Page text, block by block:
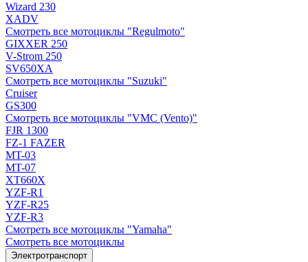
Wizard 230
XADV
Смотреть все мотоциклы "Regulmoto"
GIXXER 250
V-Strom 250
SV650XA
Смотреть все мотоциклы "Suzuki"
Cruiser
GS300
Смотреть все мотоциклы "VMC (Vento)"
FJR 1300
FZ-1 FAZER
MT-03
MT-07
XT660X
YZF-R1
YZF-R25
YZF-R3
Смотреть все мотоциклы "Yamaha"
Смотреть все мотоциклы
Электротранспорт